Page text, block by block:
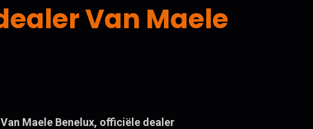
Van Maele
Maele Benelux, officiële dealer